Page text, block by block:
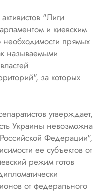
"Лиги
и киевским
прямых
называемыми
за которых
утверждает,
Украины невозможна
Федерации",
ее субъектов от
режим готов
от федерального